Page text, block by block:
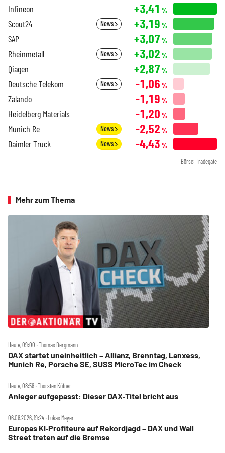
Infineon +3,41 %
Scout24 News +3,19 %
SAP +3,07 %
Rheinmetall News +3,02 %
Qiagen +2,87 %
Deutsche Telekom News -1,06 %
Zalando -1,19 %
Heidelberg Materials -1,20 %
Munich Re News -2,52 %
Daimler Truck News -4,43 %
Börse: Tradegate
Mehr zum Thema
Heute, 09:00 ‧ Thomas Bergmann
DAX startet uneinheitlich – Allianz, Brenntag, Lanxess,
Munich Re, Porsche SE, SUSS MicroTec im Check
Heute, 08:58 ‧ Thorsten Küfner
Anleger aufgepasst: Dieser DAX‑Titel bricht aus
06.08.2026, 19:24 ‧ Lukas Meyer
Europas KI‑Profiteure auf Rekordjagd – DAX und Wall
Street treten auf die Bremse